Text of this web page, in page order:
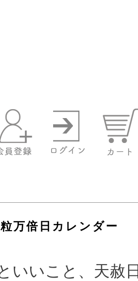
万倍日カレンダー
いいこと、天赦日